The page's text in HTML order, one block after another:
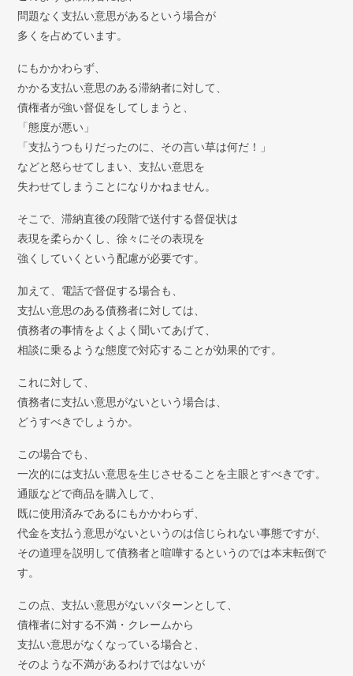
問題なく支払い意思があるという場合が
多くを占めています。
にもかかわらず、
かかる支払い意思のある滞納者に対して、
債権者が強い督促をしてしまうと、
「態度が悪い」
「支払うつもりだったのに、その言い草は何だ！」
などと怒らせてしまい、支払い意思を
失わせてしまうことになりかねません。
そこで、滞納直後の段階で送付する督促状は
表現を柔らかくし、徐々にその表現を
強くしていくという配慮が必要です。
加えて、電話で督促する場合も、
支払い意思のある債務者に対しては、
債務者の事情をよくよく聞いてあげて、
相談に乗るような態度で対応することが効果的です。
これに対して、
債務者に支払い意思がないという場合は、
どうすべきでしょうか。
この場合でも、
一次的には支払い意思を生じさせることを主眼とすべきです。
通販などで商品を購入して、
既に使用済みであるにもかかわらず、
代金を支払う意思がないというのは信じられない事態ですが、
その道理を説明して債務者と喧嘩するというのでは本末転倒で
す。
この点、支払い意思がないパターンとして、
債権者に対する不満・クレームから
支払い意思がなくなっている場合と、
そのような不満があるわけではないが